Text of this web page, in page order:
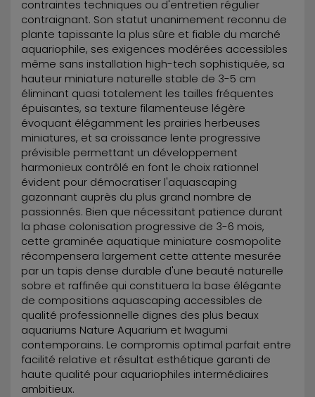
contraintes techniques ou d'entretien régulier
contraignant. Son statut unanimement reconnu de
plante tapissante la plus sûre et fiable du marché
aquariophile, ses exigences modérées accessibles
même sans installation high-tech sophistiquée, sa
hauteur miniature naturelle stable de 3-5 cm
éliminant quasi totalement les tailles fréquentes
épuisantes, sa texture filamenteuse légère
évoquant élégamment les prairies herbeuses
miniatures, et sa croissance lente progressive
prévisible permettant un développement
harmonieux contrôlé en font le choix rationnel
évident pour démocratiser l'aquascaping
gazonnant auprès du plus grand nombre de
passionnés. Bien que nécessitant patience durant
la phase colonisation progressive de 3-6 mois,
cette graminée aquatique miniature cosmopolite
récompensera largement cette attente mesurée
par un tapis dense durable d'une beauté naturelle
sobre et raffinée qui constituera la base élégante
de compositions aquascaping accessibles de
qualité professionnelle dignes des plus beaux
aquariums Nature Aquarium et Iwagumi
contemporains. Le compromis optimal parfait entre
facilité relative et résultat esthétique garanti de
haute qualité pour aquariophiles intermédiaires
ambitieux.